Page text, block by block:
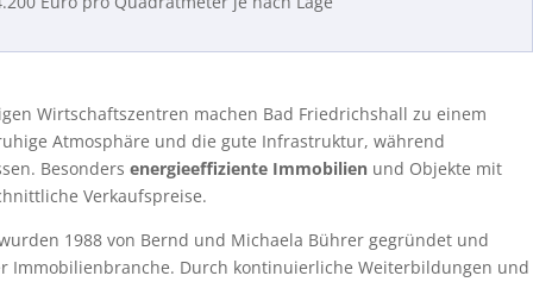
Wirtschaftszentren machen Bad Friedrichshall zu einem
Atmosphäre und die gute Infrastruktur, während
Besonders energieeffiziente Immobilien und Objekte mit
Verkaufspreise.
1988 von Bernd und Michaela Bührer gegründet und
Immobilienbranche. Durch kontinuierliche Weiterbildungen und